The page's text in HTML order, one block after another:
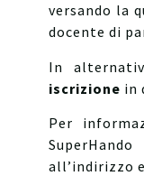
versando la
docente di
In
iscrizione in
Per
all’indirizzo